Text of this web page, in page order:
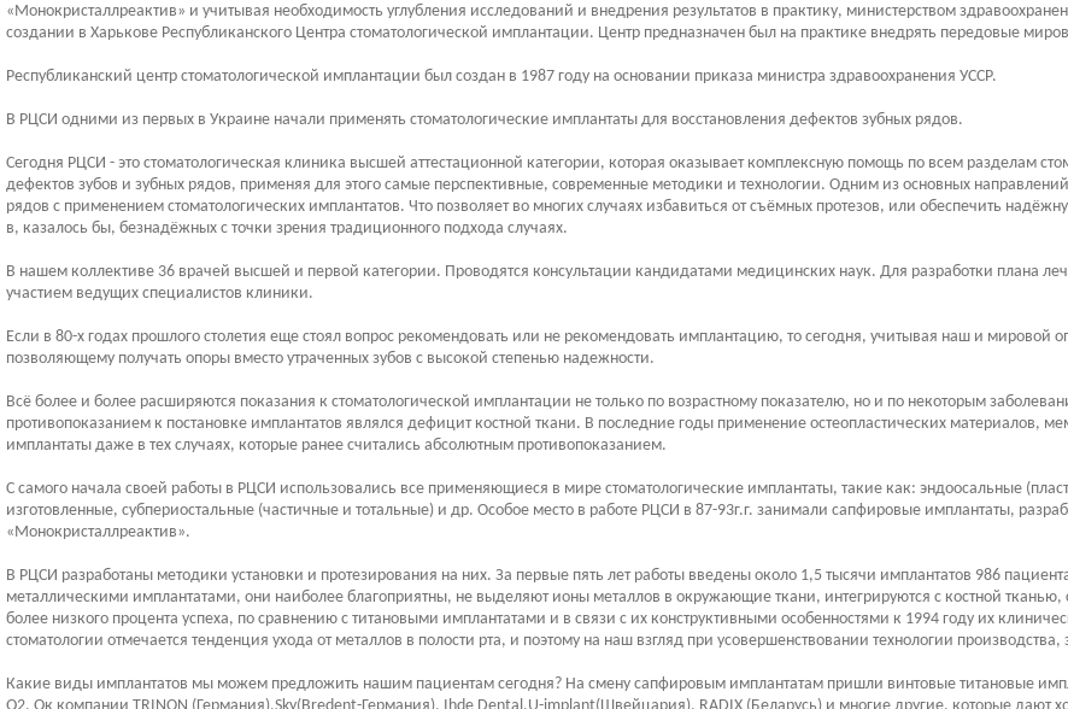
«Монокристаллреактив» и учитывая необходимость углубления исследований и внедрения результатов в практику, министерством
создании в Харькове Республиканского Центра стоматологической имплантации. Центр предназначен был на практике внедрять передовые
Республиканский центр стоматологической имплантации был создан в 1987 году на основании приказа министра здравоохранения УССР.
В РЦСИ одними из первых в Украине начали применять стоматологические имплантаты для восстановления дефектов зубных рядов.
Сегодня РЦСИ - это стоматологическая клиника высшей аттестационной категории, которая оказывает комплексную помощь по всем разделам
дефектов зубов и зубных рядов, применяя для этого самые перспективные, современные методики и технологии. Одним из основных
рядов с применением стоматологических имплантатов. Что позволяет во многих случаях избавиться от съёмных протезов, или обеспечить
в, казалось бы, безнадёжных с точки зрения традиционного подхода случаях.
В нашем коллективе 36 врачей высшей и первой категории. Проводятся консультации кандидатами медицинских наук. Для разработки плана
участием ведущих специалистов клиники.
Если в 80-х годах прошлого столетия еще стоял вопрос рекомендовать или не рекомендовать имплантацию, то сегодня, учитывая наш и мировой
позволяющему получать опоры вместо утраченных зубов с высокой степенью надежности.
Всё более и более расширяются показания к стоматологической имплантации не только по возрастному показателю, но и по некоторым
противопоказанием к постановке имплантатов являлся дефицит костной ткани. В последние годы применение остеопластических материалов,
имплантаты даже в тех случаях, которые ранее считались абсолютным противопоказанием.
С самого начала своей работы в РЦСИ использовались все применяющиеся в мире стоматологические имплантаты, такие как: эндоосальные
изготовленные, субпериостальные (частичные и тотальные) и др. Особое место в работе РЦСИ в 87-93г.г. занимали сапфировые имплантаты,
«Монокристаллреактив».
В РЦСИ разработаны методики установки и протезирования на них. За первые пять лет работы введены около 1,5 тысячи имплантатов 986
металлическими имплантатами, они наиболее благоприятны, не выделяют ионы металлов в окружающие ткани, интегрируются с костной
более низкого процента успеха, по сравнению с титановыми имплантатами и в связи с их конструктивными особенностями к 1994 году их
стоматологии отмечается тенденция ухода от металлов в полости рта, и поэтому на наш взгляд при усовершенствовании технологии
Какие виды имплантатов мы можем предложить нашим пациентам сегодня? На смену сапфировым имплантатам пришли винтовые титановые